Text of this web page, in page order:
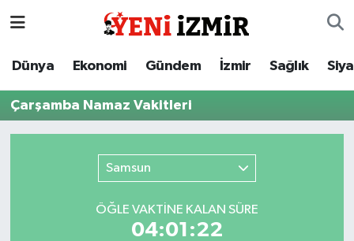
Dünya Ekonomi Gündem İzmir Sağlık
Çarşamba Namaz Vakitleri
Samsun
ÖĞLE VAKTİNE KALAN SÜRE
04:01:22
Dünya
Ekonomi
İzmir Nöbetçi Eczaneler
İzmir Hava Durumu
İzmir Trafik Yoğunluk Haritası
Süper Lig Puan Durumu ve Fikstür